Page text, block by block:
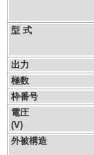
型 式
出力
極数
枠番号
電圧
(V)
外被構造